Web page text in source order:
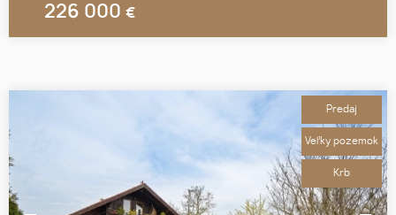
226 000 €
Predaj
Veľky pozemok
Krb